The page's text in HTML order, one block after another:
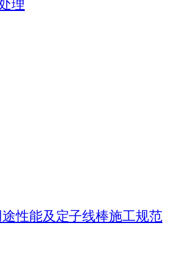
理
性能及定子线棒施工规范